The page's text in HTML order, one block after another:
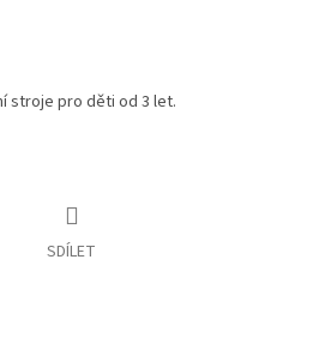
stroje pro děti od 3 let.
SDÍLET